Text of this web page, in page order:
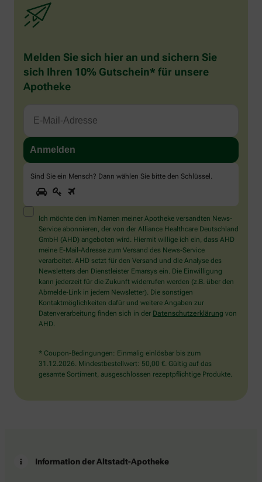
Melden Sie sich hier an und sichern Sie
sich Ihren 10% Gutschein* für unsere
Apotheke
Sind Sie ein Mensch? Dann wählen Sie bitte den Schlüssel
Sie
ein
Mensch?
Dann
wählen
Sie
bitte
den
Schlüssel.
1 2
Ich möchte den im Namen meiner Apotheke versandten News-
Service abonnieren, der von der Alliance Healthcare Deutschland
GmbH (AHD) angeboten wird. Hiermit willige ich ein, dass AHD
meine E-Mail-Adresse zum Versand des News-Service
verarbeitet. AHD setzt für den Versand und die Analyse des
Newsletters den Dienstleister Emarsys ein. Die Einwilligung
kann jederzeit für die Zukunft widerrufen werden (z.B. über den
Abmelde-Link in jedem Newsletter). Die sonstigen
Kontaktmöglichkeiten dafür und weitere Angaben zur
Datenverarbeitung finden sich in der Datenschutzerklärung von
AHD.
* Coupon-Bedingungen: Einmalig einlösbar bis zum
31.12.2026. Mindestbestellwert: 50,00 €. Gültig auf das
gesamte Sortiment, ausgeschlossen rezeptpflichtige Produkte.
Information der Altstadt-Apotheke